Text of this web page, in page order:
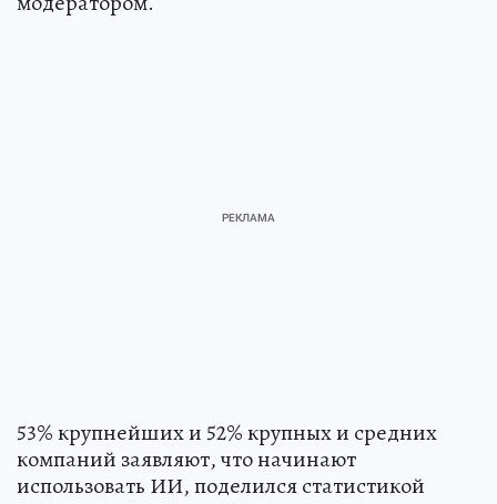
53% крупнейших и 52% крупных и средних
компаний заявляют, что начинают
использовать ИИ, поделился статистикой